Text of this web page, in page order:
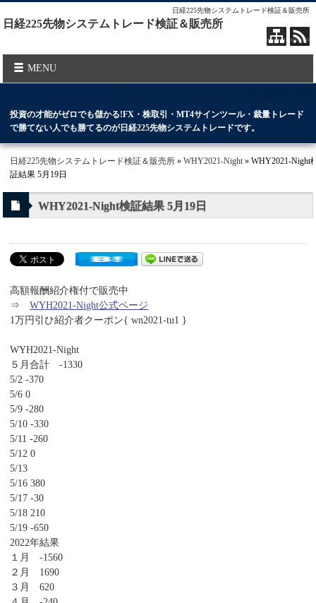
日経225先物システムトレード検証＆販売所
日経225先物システムトレード検証＆販売所
MENU
投資の才能がゼロでも儲かる!FX・株取引・MT4サインツール・裁量トレード
で勝てない人でも勝てるのが日経225先物システムトレードです。
日経225先物システムトレード検証＆販売所 »WHY2021-Night » WHY2021-Night
証結果 5月19日
WHY2021-Night検証結果 5月19日
高額報酬紹介権付で販売中
⇒WYH2021-Night公式ページ
1万円引ひ紹介者クーポン{ wn2021-tu1 }
WYH2021-Night
５月合計 -1330
5/2 -370
5/6 0
5/9 -280
5/10 -330
5/11 -260
5/12 0
5/13
5/16 380
5/17 -30
5/18 210
5/19 -650
2022年結果
１月 -1560
２月 1690
３月 620